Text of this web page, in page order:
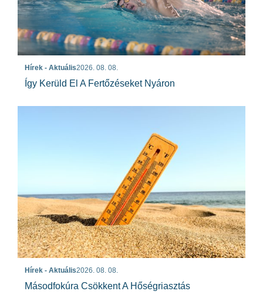
Hírek - Aktuális2026. 08. 08.
Így Kerüld El A Fertőzéseket Nyáron
Hírek - Aktuális2026. 08. 08.
Másodfokúra Csökkent A Hőségriasztás